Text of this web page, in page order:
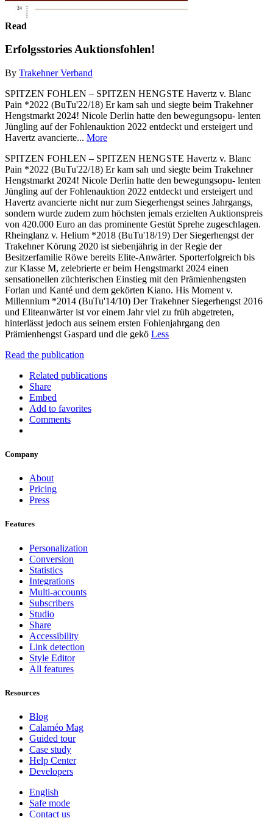
Read
Erfolgsstories Auktionsfohlen!
By Trakehner Verband
SPITZEN FOHLEN – SPITZEN HENGSTE Havertz v. Blanc
Pain *2022 (BuTu'22/18) Er kam sah und siegte beim Trakehner
Hengstmarkt 2024! Nicole Derlin hatte den bewegungsopu- lenten
Jüngling auf der Fohlenauktion 2022 entdeckt und ersteigert und
Havertz avancierte... More
SPITZEN FOHLEN – SPITZEN HENGSTE Havertz v. Blanc
Pain *2022 (BuTu'22/18) Er kam sah und siegte beim Trakehner
Hengstmarkt 2024! Nicole Derlin hatte den bewegungsopu- lenten
Jüngling auf der Fohlenauktion 2022 entdeckt und ersteigert und
Havertz avancierte nicht nur zum Siegerhengst seines Jahrgangs,
sondern wurde zudem zum höchsten jemals erzielten Auktionspreis
von 420.000 Euro an das prominente Gestüt Sprehe zugeschlagen.
Rheinglanz v. Helium *2018 (BuTu'18/19) Der Siegerhengst der
Trakehner Körung 2020 ist siebenjährig in der Regie der
Besitzerfamilie Röwe bereits Elite-Anwärter. Sporterfolgreich bis
zur Klasse M, zelebrierte er beim Hengstmarkt 2024 einen
sensationellen züchterischen Einstieg mit den Prämienhengsten
Forlan und Kanté und dem gekörten Kiano. His Moment v.
Millennium *2014 (BuTu'14/10) Der Trakehner Siegerhengst 2016
und Eliteanwärter ist vor einem Jahr viel zu früh abgetreten,
hinterlässt jedoch aus seinem ersten Fohlenjahrgang den
Prämienhengst Gaspard und die gekö Less
Read the publication
Related publications
Share
Embed
Add to favorites
Comments
Company
About
Pricing
Press
Features
Personalization
Conversion
Statistics
Integrations
Multi-accounts
Subscribers
Studio
Share
Accessibility
Link detection
Style Editor
All features
Resources
Blog
Calaméo Mag
Guided tour
Case study
Help Center
Developers
English
Safe mode
Contact us